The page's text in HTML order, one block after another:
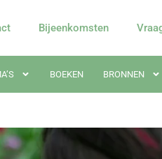
Bijeenkomsten
BOEKEN BRONNEN